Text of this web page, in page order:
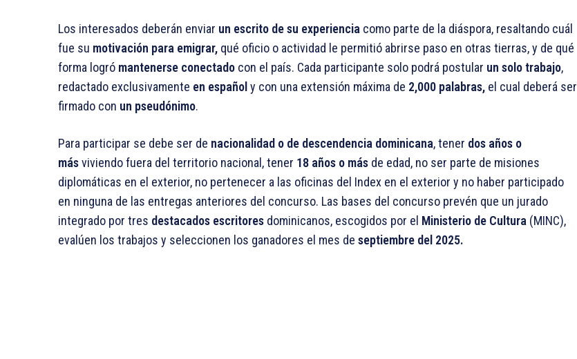
Los interesados deberán enviar un escrito de su experiencia como parte de la diáspora, resaltando cuál
fue su motivación para emigrar, qué oficio o actividad le permitió abrirse paso en otras tierras, y de qué
forma logró mantenerse conectado con el país. Cada participante solo podrá postular un solo trabajo,
redactado exclusivamente en español y con una extensión máxima de 2,000 palabras, el cual deberá ser
firmado con un pseudónimo.
Para participar se debe ser de nacionalidad o de descendencia dominicana, tener dos años o
másviviendo fuera del territorio nacional, tener 18 años o más de edad, no ser parte de misiones
diplomáticas en el exterior, no pertenecer a las oficinas del Index en el exterior y no haber participado
en ninguna de las entregas anteriores del concurso. Las bases del concurso prevén que un jurado
integrado por tres destacados escritores dominicanos, escogidos por el Ministerio de Cultura (MINC),
evalúen los trabajos y seleccionen los ganadores el mes de septiembre del 2025.